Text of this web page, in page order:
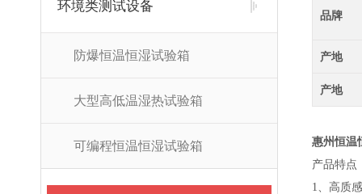
环境类测试设备
防爆恒温恒湿试验箱
大型高低温湿热试验箱
可编程恒温恒湿试验箱
品牌
产地
产地
惠州恒温
产品特点
1、 高质